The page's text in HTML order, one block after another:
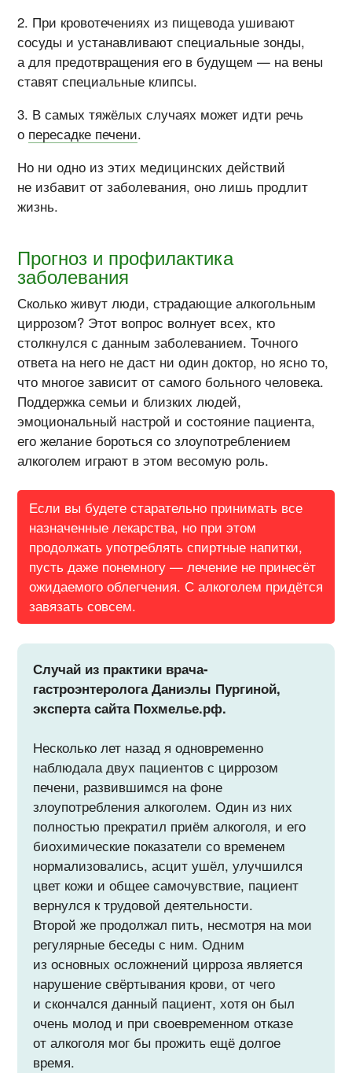
При кровотечениях из пищевода ушивают
сосуды и устанавливают специальные зонды,
а для предотвращения его в будущем — на вены
ставят специальные клипсы.
В самых тяжёлых случаях может идти речь
о пересадке печени.
Но ни одно из этих медицинских действий
не избавит от заболевания, оно лишь продлит
жизнь.
Прогноз и профилактика
заболевания
Сколько живут люди, страдающие алкогольным
циррозом? Этот вопрос волнует всех, кто
столкнулся с данным заболеванием. Точного
ответа на него не даст ни один доктор, но ясно то,
что многое зависит от самого больного человека.
Поддержка семьи и близких людей,
эмоциональный настрой и состояние пациента,
его желание бороться со злоупотреблением
алкоголем играют в этом весомую роль.
Если вы будете старательно принимать все
назначенные лекарства, но при этом
продолжать употреблять спиртные напитки,
пусть даже понемногу — лечение не принесёт
ожидаемого облегчения. С алкоголем придётся
завязать совсем.
Случай из практики врача-
гастроэнтеролога Даниэлы Пургиной,
эксперта сайта Похмелье.рф.
Несколько лет назад я одновременно
наблюдала двух пациентов с циррозом
печени, развившимся на фоне
злоупотребления алкоголем. Один из них
полностью прекратил приём алкоголя, и его
биохимические показатели со временем
нормализовались, асцит ушёл, улучшился
цвет кожи и общее самочувствие, пациент
вернулся к трудовой деятельности.
Второй же продолжал пить, несмотря на мои
регулярные беседы с ним. Одним
из основных осложнений цирроза является
нарушение свёртывания крови, от чего
и скончался данный пациент, хотя он был
очень молод и при своевременном отказе
от алкоголя мог бы прожить ещё долгое
время.